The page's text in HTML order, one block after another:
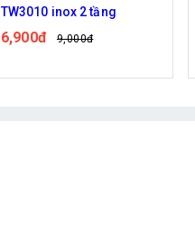
TW3010 inox 2 tầng
6,900đ 9,000đ